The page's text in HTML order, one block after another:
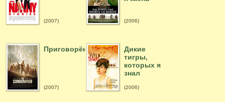
(2007) (2006)
Приговорённые
(2007)
Дикие
тигры,
которых я
знал
(2006)